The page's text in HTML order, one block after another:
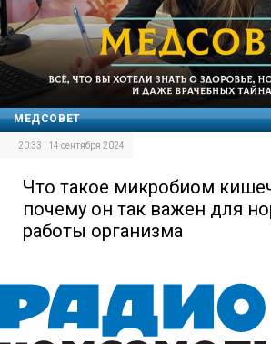
МЕДСОВЕТ
20:33 | 14 сентября 2024
Что такое микробиом
почему он так важен для
работы организма